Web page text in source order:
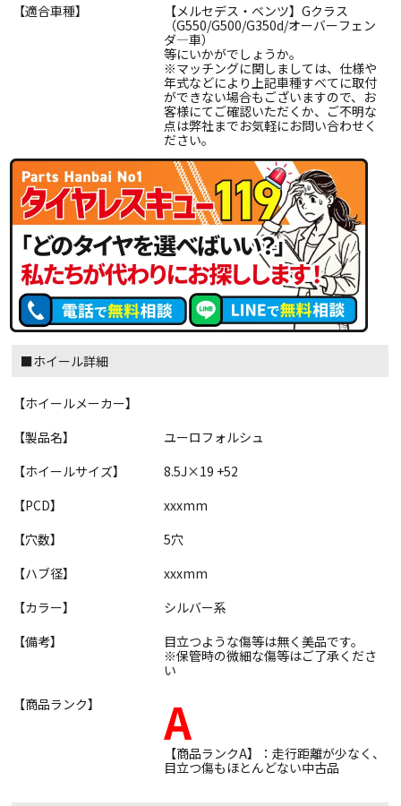
【適合車種】
【メルセデス・ベンツ】Gクラス
（G550/G500/G350d/オーバーフェン
ダ―車）
等にいかがでしょうか。
※マッチングに関しましては、仕様や
年式などにより上記車種すべてに取付
ができない場合もございますので、お
客様にてご確認いただくか、ご不明な
点は弊社までお気軽にお問い合わせく
ださい。
■ホイール詳細
【ホイールメーカー】
【製品名】
ユーロフォルシュ
【ホイールサイズ】
8.5J×19 +52
【PCD】
xxxmm
【穴数】
5穴
【ハブ径】
xxxmm
【カラー】
シルバー系
【備考】
目立つような傷等は無く美品です。
※保管時の微細な傷等はご了承くださ
い
【商品ランク】
A
【商品ランクA】：走行距離が少なく、
目立つ傷もほとんどない中古品